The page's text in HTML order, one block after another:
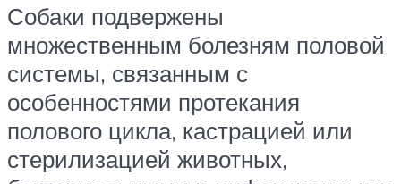
Собаки подвержены
множественным болезням половой
системы, связанным с
особенностями протекания
полового цикла, кастрацией или
стерилизацией животных,